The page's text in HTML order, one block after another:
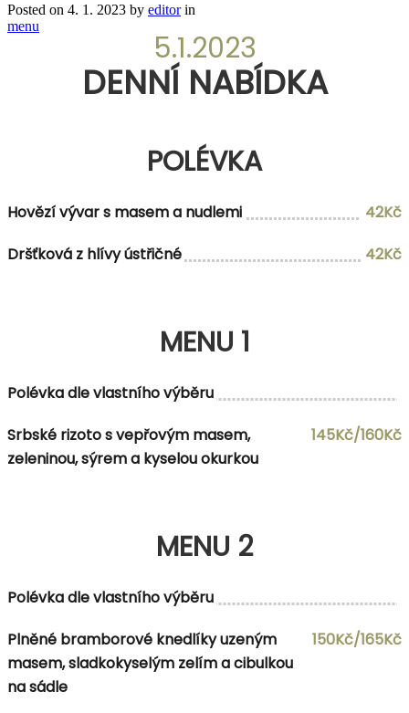
Posted on 4. 1. 2023 by editorin
menu
5.1.2023
DENNÍ NABÍDKA
POLÉVKA
Hovězí vývar s masem a nudlemi
42Kč
Dršťková z hlívy ústřičné
42Kč
MENU 1
Polévka dle vlastního výběru
Srbské rizoto s vepřovým masem,
zeleninou, sýrem a kyselou okurkou
145Kč/160Kč
MENU 2
Polévka dle vlastního výběru
Plněné bramborové knedlíky uzeným
masem, sladkokyselým zelím a cibulkou
na sádle
150Kč/165Kč